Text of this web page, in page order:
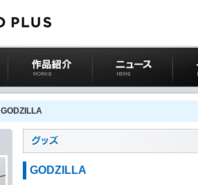
作品紹介 ニュース イベ
GODZILLA
GODZILLA